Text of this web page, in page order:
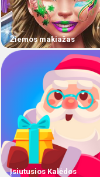
Žiemos makiažas
Įsiutusios Kalėdos